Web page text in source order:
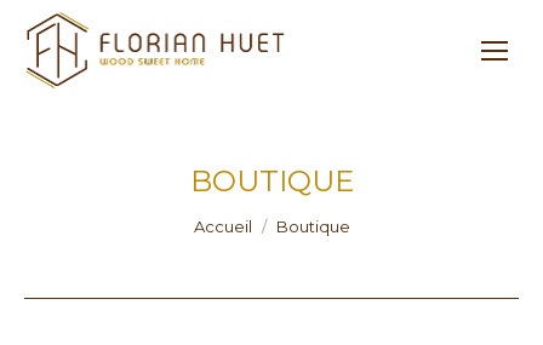
BOUTIQUE
Vous êtes ici :
Accueil Boutique